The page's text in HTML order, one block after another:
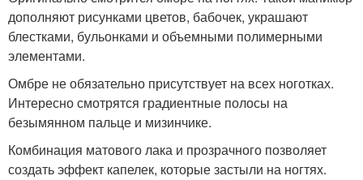
дополняют рисунками цветов, бабочек, украшают
блестками, бульонками и объемными полимерными
элементами.
Омбре не обязательно присутствует на всех ноготках.
Интересно смотрятся градиентные полосы на
безымянном пальце и мизинчике.
Комбинация матового лака и прозрачного позволяет
создать эффект капелек, которые застыли на ногтях.